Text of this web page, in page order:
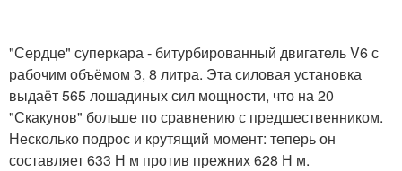
"Сердце" суперкара - битурбированный двигатель V6 с
рабочим объёмом 3, 8 литра. Эта силовая установка
выдаёт 565 лошадиных сил мощности, что на 20
"Скакунов" больше по сравнению с предшественником.
Несколько подрос и крутящий момент: теперь он
составляет 633 Н м против прежних 628 Н м.